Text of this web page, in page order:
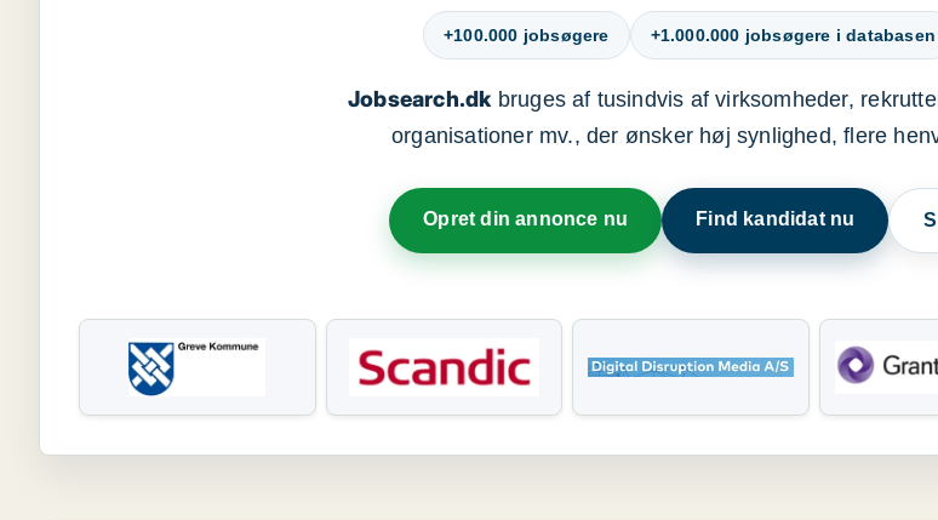
+100.000 jobsøgere +1.000.000 jobsøgere i databasen
Jobsearch.dkbruges af tusindvis af virksomheder,
organisationer mv., der ønsker høj synlighed, flere
Opret din annonce nu Find kandidat nu